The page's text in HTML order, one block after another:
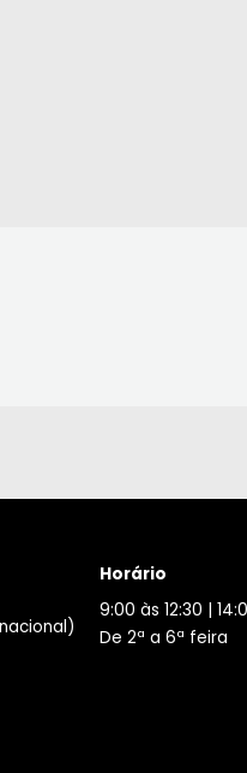
Horário
9:00 às 12:30 |
De 2ª a 6ª feira